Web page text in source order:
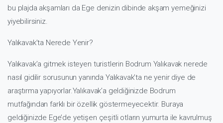
bu plajda akşamları da Ege denizin dibinde akşam yemeğinizi
yiyebilirsiniz.
Yalıkavak’ta Nerede Yenir?
Yalıkavak’a gitmek isteyen turistlerin Bodrum Yalıkavak nerede
nasıl gidilirsorusunun yanında Yalıkavak’ta ne yenir diye de
araştırma yapıyorlar.Yalıkavak’a geldiğinizde Bodrum
mutfağından farklı bir özellik göstermeyecektir. Buraya
geldiğinizde Ege’de yetişen çeşitli otların yumurta ile kavrulmuş